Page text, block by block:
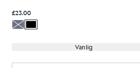
£23.00
Vanlig